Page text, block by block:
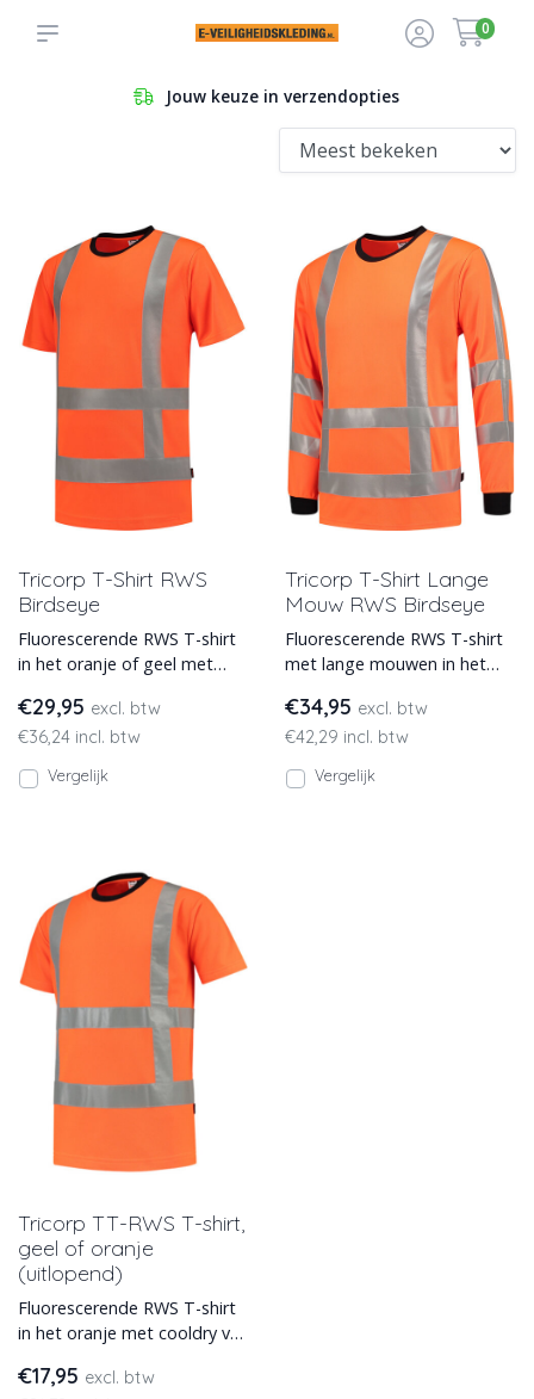
0
Jouw keuze in verzendopties
Tricorp T-Shirt RWS
Birdseye
Fluorescerende RWS T-shirt
in het oranje of geel met
eye weving van Tricorp
€29,95 excl. btw
€36,24 incl. btw
Vergelijk
Tricorp T-Shirt Lange
Mouw RWS Birdseye
Fluorescerende RWS T-shirt
met lange mouwen in het
en ademend birds-eye w
€34,95 excl. btw
€42,29 incl. btw
Vergelijk
Tricorp TT-RWS T-shirt,
geel of oranje
(uitlopend)
Fluorescerende RWS T-shirt
in het oranje met cooldry van
richtlijnen Rijks
€17,95 excl. btw